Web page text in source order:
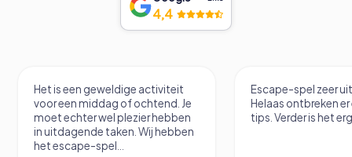
4,4
Het is een geweldige activiteit
voor een middag of ochtend. Je
moet echter wel plezier hebben
in uitdagende taken. Wij hebben
het escape-spel...
Escape-spel zeer
Helaas ontbreken er
tips. Verder is het